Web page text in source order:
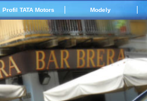
Profil TATA Motors Modely